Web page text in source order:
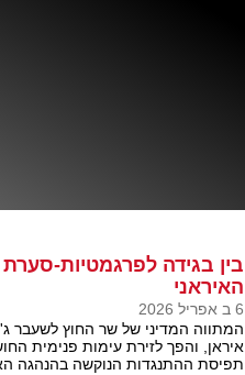
בין בגידה לפרגמטיות-
האיראני
6 ב אפריל 2026
המתווה המדיני של שר החוץ לשעבר
איראן, והפך לזירת עימות פנימית
תפיסת ההתנגדות הנוקשה בהנהגה